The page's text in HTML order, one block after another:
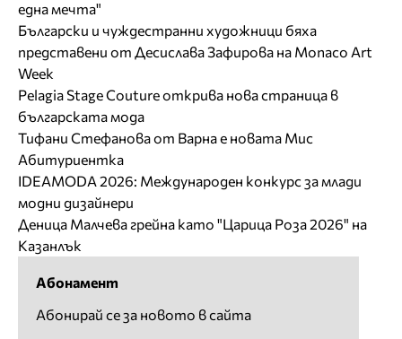
една мечта"
Български и чуждестранни художници бяха
представени от Десислава Зафирова на Monaco Art
Week
Pelagia Stage Couture открива нова страница в
българската мода
Тифани Стефанова от Варна е новата Мис
Абитуриентка
IDEAMODA 2026: Международен конкурс за млади
модни дизайнери
Деница Малчева грейна като "Царица Роза 2026" на
Казанлък
Абонамент
Абонирай се за новото в сайта